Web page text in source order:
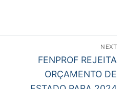
NEXT
Next
post:
FENPROF REJEITA
ORÇAMENTO DE